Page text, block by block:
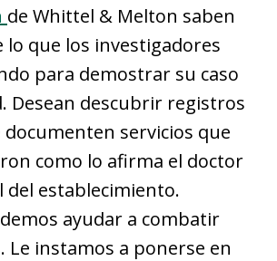
de Whittel & Melton saben
lo que los investigadores
para demostrar su caso
Desean descubrir registros
documenten servicios que
como lo afirma el doctor
del establecimiento.
ayudar a combatir
Le instamos a ponerse en